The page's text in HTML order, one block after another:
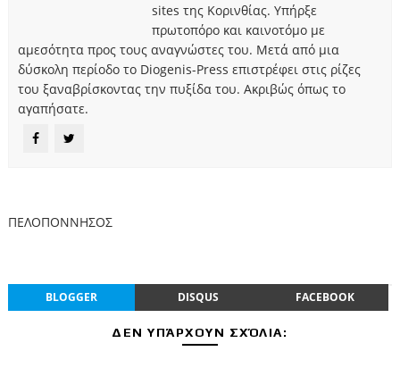
sites της Κορινθίας. Υπήρξε
πρωτοπόρο και καινοτόμο με
αμεσότητα προς τους αναγνώστες του. Μετά από μια
δύσκολη περίοδο το Diogenis-Press επιστρέφει στις ρίζες
του ξαναβρίσκοντας την πυξίδα του. Ακριβώς όπως το
αγαπήσατε.
ΠΕΛΟΠΟΝΝΗΣΟΣ
BLOGGER DISQUS FACEBOOK
ΔΕΝ ΥΠΆΡΧΟΥΝ ΣΧΌΛΙΑ: